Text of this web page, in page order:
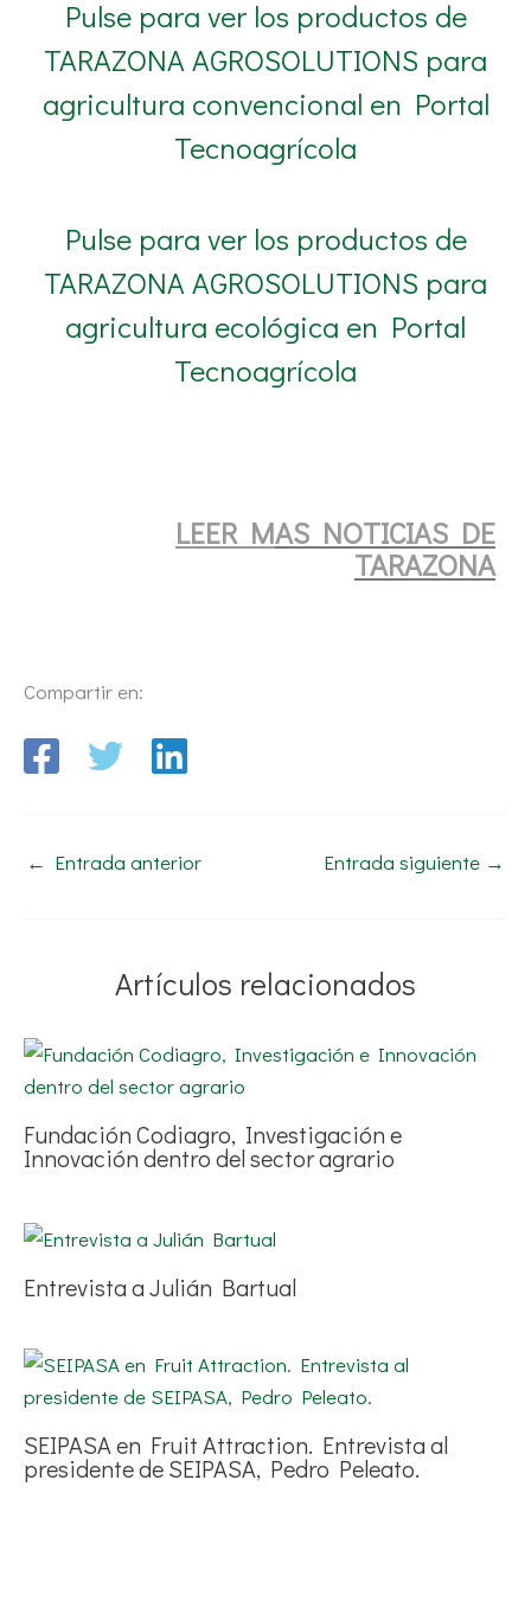
Pulse para ver los productos de
TARAZONA AGROSOLUTIONS para
agricultura convencional en Portal
Tecnoagrícola
Pulse para ver los productos de
TARAZONA AGROSOLUTIONS para
agricultura ecológica en Portal
Tecnoagrícola
LEER MAS NOTICIAS DE
TARAZONA
Compartir en:
← Entrada anterior Entrada siguiente →
Artículos relacionados
Fundación Codiagro, Investigación e
Innovación dentro del sector agrario
Entrevista a Julián Bartual
SEIPASA en Fruit Attraction. Entrevista al
presidente de SEIPASA, Pedro Peleato.